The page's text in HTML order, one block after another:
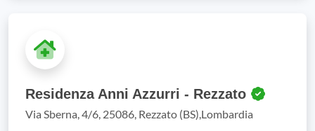
Residenza Anni Azzurri - Rezzato
Via Sberna, 4/6, 25086, Rezzato (BS),Lombardia